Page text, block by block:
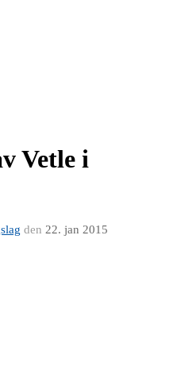
Vetle i
den 22. jan 2015